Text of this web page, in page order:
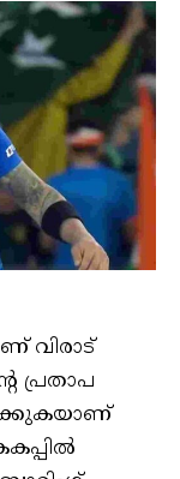
വിരാട്
പ്രതാപ